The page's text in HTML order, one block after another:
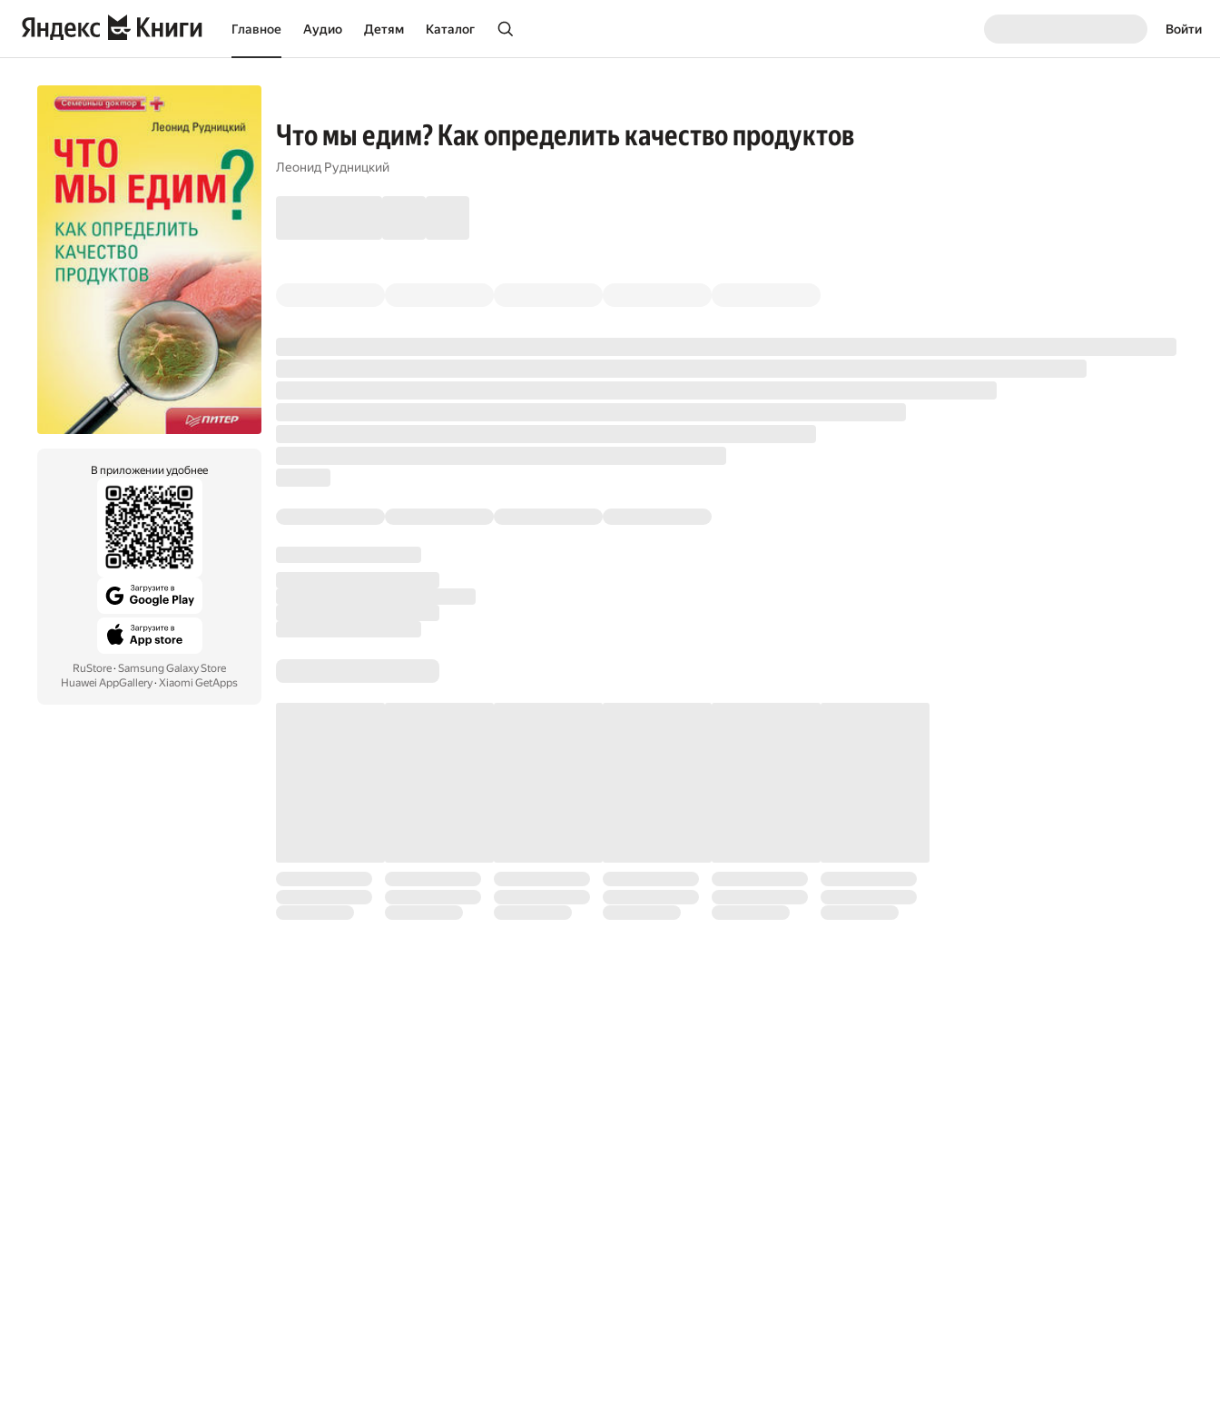
Главное Аудио Детям Каталог Войти
В приложении удобнее
RuStore· Samsung Galaxy Store
Huawei AppGallery· Xiaomi GetApps
Что мы едим? Как определить качество продуктов
Леонид Рудницкий